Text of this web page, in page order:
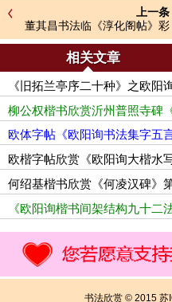
上一条
董其昌书法临《淳化阁帖》彩
版大图
相关文章
《旧拓兰亭序二十种》之欧阳
柳公权楷书欣赏沂州普照寺碑
欧体字帖《欧阳询书法集字五
欧楷字帖欣赏《欧阳询大楷水
何绍基楷书欣赏《何凌汉碑》
《欧阳询楷书间架结构九十二法
书法欣赏 © 2015